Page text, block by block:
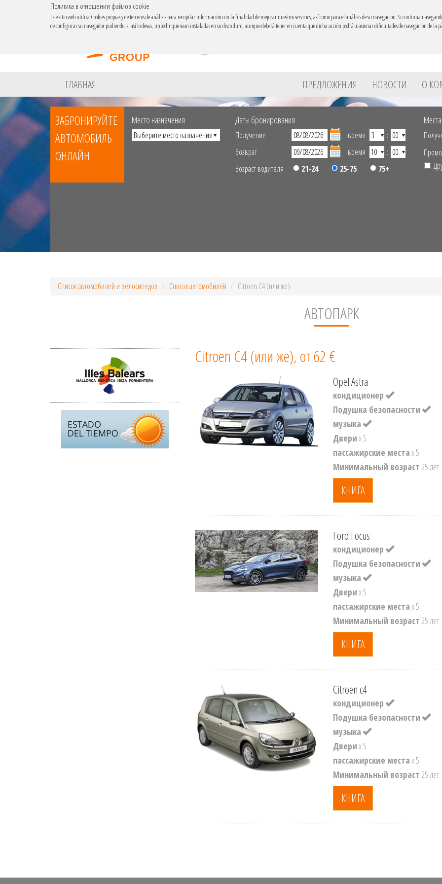
Политика в отношении файлов cookie
Este sitio web utiliza Cookies propias y de terceros de análisis para recopilar información con la finalidad de mejorar nuestros servicios, así como para el análisis de su navegación. Si continua
de configurar su navegador pudiendo, si así lo desea, impedir que sean instaladas en su disco duro, aunque deberá tener en cuenta que dicha acción podrá ocasionar dificultades de navegación de la
Ibacar на свой мобильный
ГЛАВНАЯ ПРЕДЛОЖЕНИЯ НОВОСТИ О
ЗАБРОНИРУЙТЕ
АВТОМОБИЛЬ
ОНЛАЙН
Место назначения Даты бронирования
Получение время
:
Возврат
время
:
Возраст водителя
21-24 25-75 75+
Список автомобилей и велосипедов Список автомобилей Citroen C4 (или же)
АВТОПАРК
Citroen C4 (или же), от 62 €
Opel Astra
кондиционер
Подушка безопасности
музыка
Двериx 5
пассажирские местаx 5
Минимальный возраст 25 лет
КНИГА
Ford Focus
кондиционер
Подушка безопасности
музыка
Двериx 5
пассажирские местаx 5
Минимальный возраст 25 лет
КНИГА
Citroen c4
кондиционер
Подушка безопасности
музыка
Двериx 5
пассажирские местаx 5
Минимальный возраст 25 лет
КНИГА